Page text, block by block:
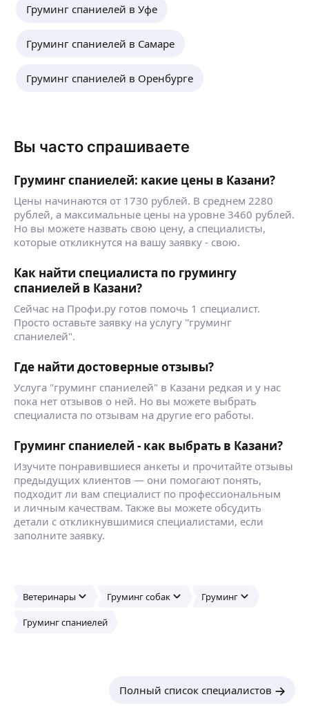
Груминг спаниелей в Уфе
Груминг спаниелей в Самаре
Груминг спаниелей в Оренбурге
Вы часто спрашиваете
Груминг спаниелей: какие цены в Казани?
Цены начинаются от 1730 рублей. В среднем 2280
рублей, а максимальные цены на уровне 3460 рублей.
Но вы можете назвать свою цену, а специалисты,
которые откликнутся на вашу заявку - свою.
Как найти специалиста по грумингу
спаниелей в Казани?
Сейчас на Профи.ру готов помочь 1 специалист.
Просто оставьте заявку на услугу "груминг
спаниелей".
Где найти достоверные отзывы?
Услуга "груминг спаниелей" в Казани редкая и у нас
пока нет отзывов о ней. Но вы можете выбрать
специалиста по отзывам на другие его работы.
Груминг спаниелей - как выбрать в Казани?
Изучите понравившиеся анкеты и прочитайте отзывы
предыдущих клиентов — они помогают понять,
подходит ли вам специалист по профессиональным
и личным качествам. Также вы можете обсудить
детали с откликнувшимися специалистами, если
заполните заявку.
Ветеринары Груминг собак Груминг
Груминг спаниелей
Полный список специалистов